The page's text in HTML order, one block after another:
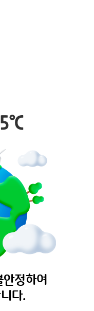
정하여
다.